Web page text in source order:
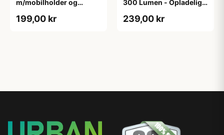
m/mobilholder og
opladelig
199,00 kr
300 Lumen - Opladelig -
239,00 kr